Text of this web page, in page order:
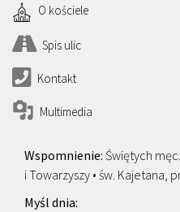
O kościele
Spis ulic
Kontakt
Multimedia
Świętych
i Towarzyszy • św. Kajetana,